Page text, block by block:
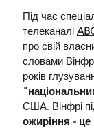
Під час
телеканалі
про свій
словами
років
"
США. Вінфрі
ожиріння - це